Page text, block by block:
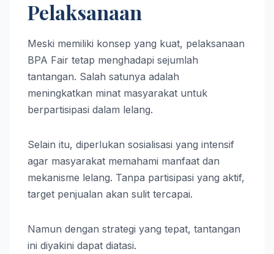
Pelaksanaan
Meski memiliki konsep yang kuat, pelaksanaan
BPA Fair tetap menghadapi sejumlah
tantangan. Salah satunya adalah
meningkatkan minat masyarakat untuk
berpartisipasi dalam lelang.
Selain itu, diperlukan sosialisasi yang intensif
agar masyarakat memahami manfaat dan
mekanisme lelang. Tanpa partisipasi yang aktif,
target penjualan akan sulit tercapai.
Namun dengan strategi yang tepat, tantangan
ini diyakini dapat diatasi.